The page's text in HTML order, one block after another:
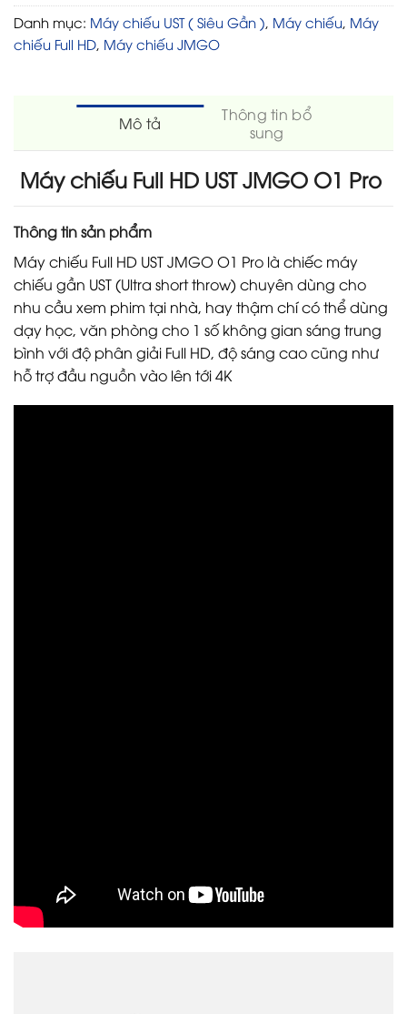
Danh mục: Máy chiếu UST ( Siêu Gần ) Máy chiếu Máy
chiếu Full HD Máy chiếu JMGO
Mô tả
Thông tin bổ
sung
Máy chiếu Full HD UST JMGO O1 Pro
Thông tin sản phẩm
Máy chiếu Full HD UST JMGO O1 Pro là chiếc máy
chiếu gần UST (Ultra short throw) chuyên dùng cho
nhu cầu xem phim tại nhà, hay thậm chí có thể dùng
dạy học, văn phòng cho 1 số không gian sáng trung
bình với độ phân giải Full HD, độ sáng cao cũng như
hỗ trợ đầu nguồn vào lên tới 4K